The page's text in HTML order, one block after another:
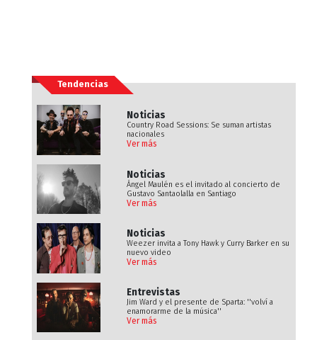
Tendencias
Noticias
Country Road Sessions: Se suman artistas
nacionales
Ver más
Noticias
Ángel Maulén es el invitado al concierto de
Gustavo Santaolalla en Santiago
Ver más
Noticias
Weezer invita a Tony Hawk y Curry Barker en su
nuevo video
Ver más
Entrevistas
Jim Ward y el presente de Sparta: ''volví a
enamorarme de la música''
Ver más